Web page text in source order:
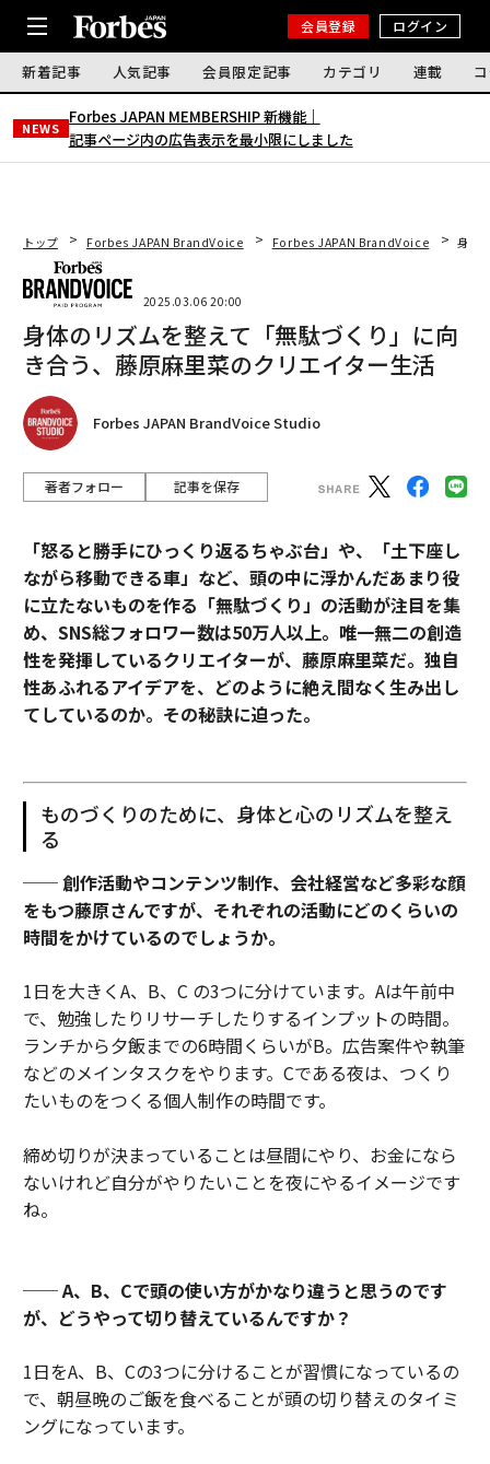
会員登録 ログイン
新着記事 人気記事 会員限定記事 カテゴリ 連載
NEWS
Forbes JAPAN MEMBERSHIP 新機能｜
記事ページ内の広告表示を最小限にしました
トップ Forbes JAPAN BrandVoice Forbes JAPAN BrandVoice 身体
2025.03.06 20:00
身体のリズムを整えて「無駄づくり」に向
き合う、藤原麻里菜のクリエイター生活
Forbes JAPAN BrandVoice Studio
著者フォロー 記事を保存
「怒ると勝手にひっくり返るちゃぶ台」や、「土下座し
ながら移動できる車」など、頭の中に浮かんだあまり役
に立たないものを作る「無駄づくり」の活動が注目を集
め、SNS総フォロワー数は50万人以上。唯一無二の創造
性を発揮しているクリエイターが、藤原麻里菜だ。独自
性あふれるアイデアを、どのように絶え間なく生み出し
てしているのか。その秘訣に迫った。
ものづくりのために、身体と心のリズムを整え
る
── 創作活動やコンテンツ制作、会社経営など多彩な顔
をもつ藤原さんですが、それぞれの活動にどのくらいの
時間をかけているのでしょうか。
1日を大きくA、B、C の3つに分けています。Aは午前中
で、勉強したりリサーチしたりするインプットの時間。
ランチから夕飯までの6時間くらいがB。広告案件や執筆
などのメインタスクをやります。Cである夜は、つくり
たいものをつくる個人制作の時間です。
締め切りが決まっていることは昼間にやり、お金になら
ないけれど自分がやりたいことを夜にやるイメージです
ね。
── A、B、Cで頭の使い方がかなり違うと思うのです
が、どうやって切り替えているんですか？
1日をA、B、Cの3つに分けることが習慣になっているの
で、朝昼晩のご飯を食べることが頭の切り替えのタイミ
ングになっています。